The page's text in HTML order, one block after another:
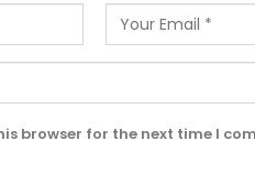
browser for the next time I